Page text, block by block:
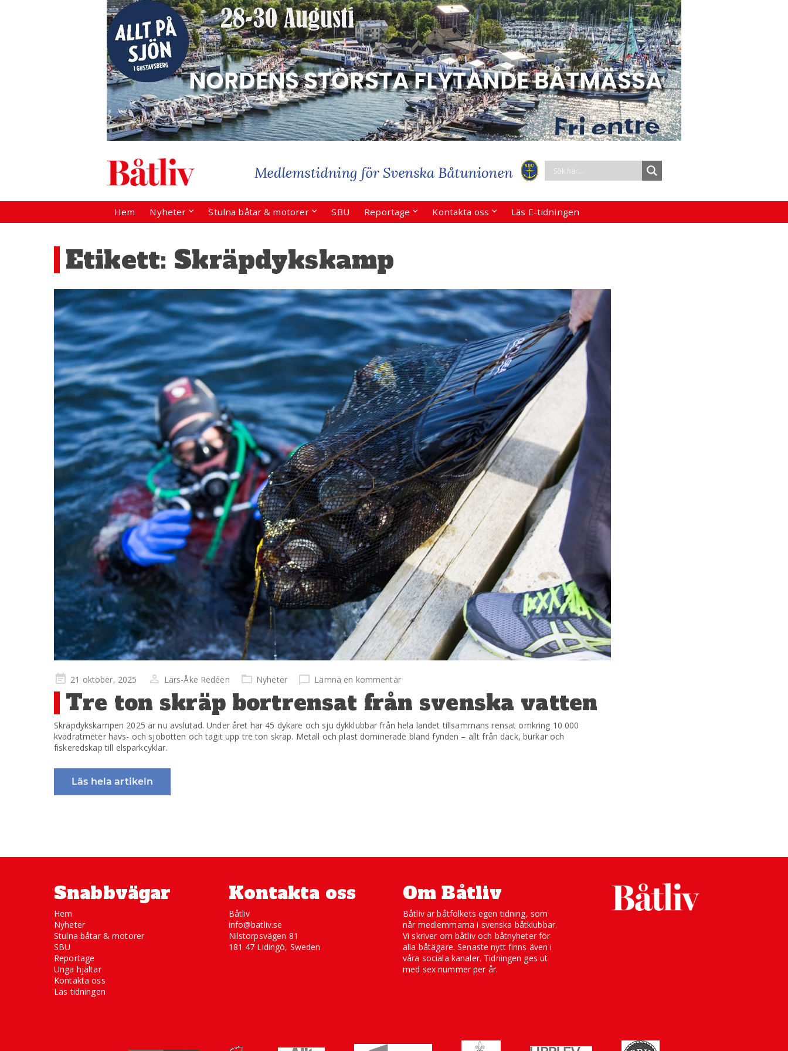
Hem Nyheter Stulna båtar & motorer SBU Reportage Kontakta oss Läs E-tidningen
Etikett: Skräpdykskamp
Publicerad
på
21 oktober, 2025 Lars-Åke Redéen Nyheter Lämna en kommentar
Tre ton skräp bortrensat från svenska vatten
Skräpdykskampen 2025 är nu avslutad. Under året har 45 dykare och sju dykklubbar från hela landet tillsammans rensat omkring 10 000
kvadratmeter havs- och sjöbotten och tagit upp tre ton skräp. Metall och plast dominerade bland fynden – allt från däck, burkar och
fiskeredskap till elsparkcyklar.
Läs hela artikeln
Snabbvägar
Hem
Nyheter
Stulna båtar & motorer
SBU
Reportage
Unga hjältar
Kontakta oss
Läs tidningen
Kontakta oss
Båtliv
info@batliv.se
Nilstorpsvägen 81
181 47 Lidingö, Sweden
Om Båtliv
Båtliv är båtfolkets egen tidning, som
når medlemmarna i svenska båtklubbar.
Vi skriver om båtliv och båtnyheter för
alla båtägare. Senaste nytt finns även i
våra sociala kanaler. Tidningen ges ut
med sex nummer per år.